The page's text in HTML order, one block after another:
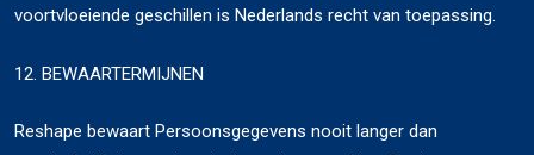
voortvloeiende geschillen is Nederlands recht van toepassing.
12. BEWAARTERMIJNEN
Reshape bewaart Persoonsgegevens nooit langer dan